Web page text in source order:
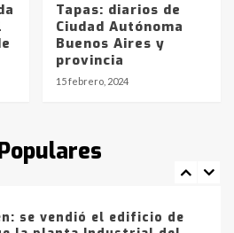
Tapas: diarios de
Ciudad Autónoma
Buenos Aires y
provincia
15 febrero, 2024
Cereales de Bahía
que Agosto vendrá
y heladas, en gran parte
por
de drogas en la
sábado
se vendió el edificio de